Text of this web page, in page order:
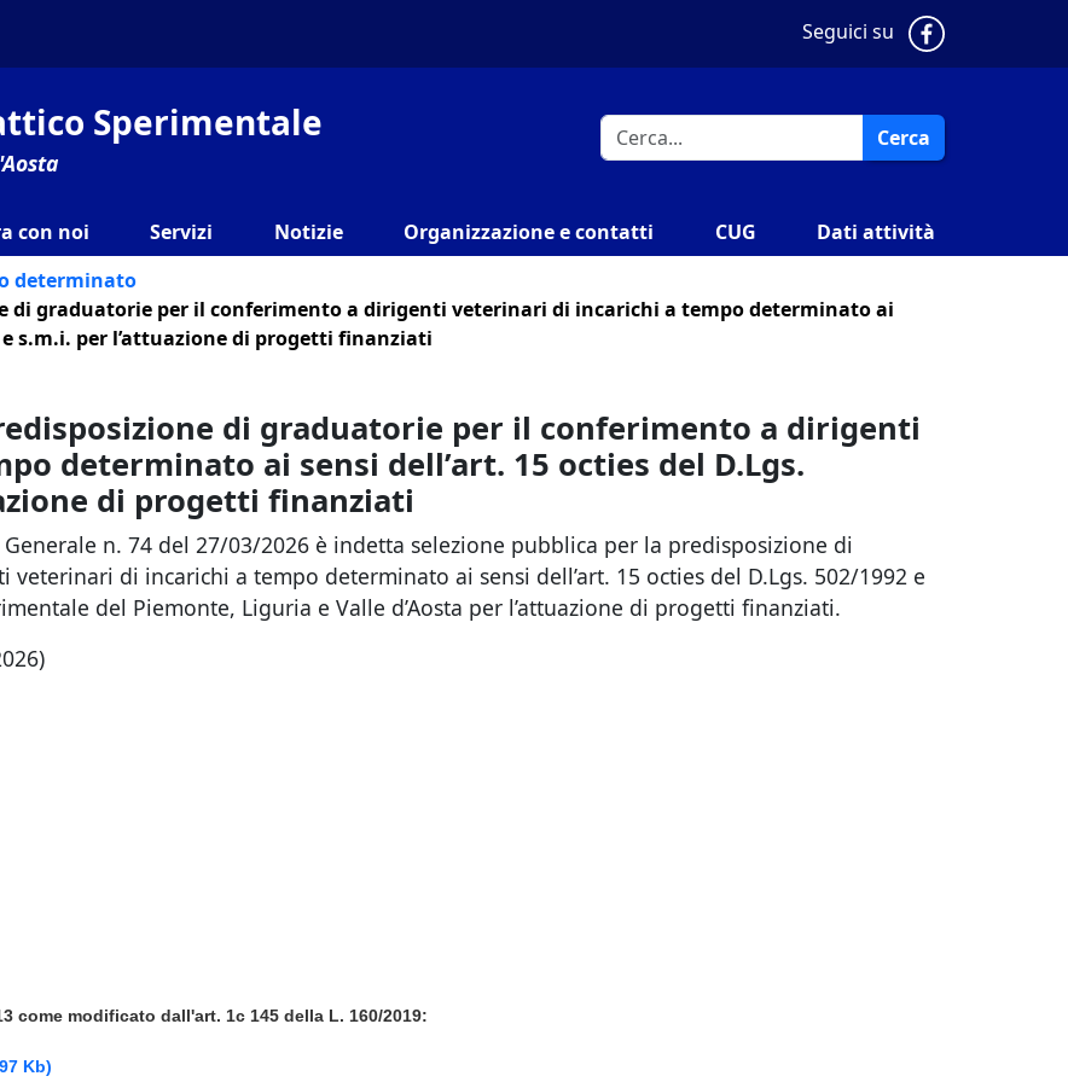
Seguici su Pagina
Sperimentale Cerca
con noi Servizi Notizie Organizzazione e contatti CUG
Dati attività
determinato
di graduatorie per il conferimento a dirigenti veterinari di incarichi a tempo determinato ai
e s.m.i. per l’attuazione di progetti finanziati
di graduatorie per il conferimento a dirigenti
determinato ai sensi dell’art. 15 octies del D.Lgs.
di progetti finanziati
n. 74 del 27/03/2026 è indetta selezione pubblica per la predisposizione di
di incarichi a tempo determinato ai sensi dell’art. 15 octies del D.Lgs. 502/1992 e
del Piemonte, Liguria e Valle d’Aosta per l’attuazione di progetti finanziati.
come modificato dall'art. 1c 145 della L. 160/2019:
Kb)